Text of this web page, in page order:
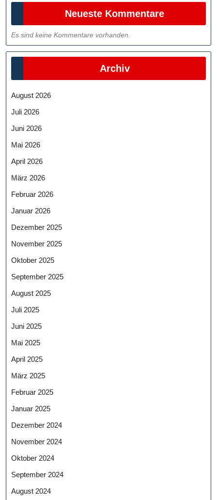
Neueste Kommentare
Es sind keine Kommentare vorhanden.
Archiv
August 2026
Juli 2026
Juni 2026
Mai 2026
April 2026
März 2026
Februar 2026
Januar 2026
Dezember 2025
November 2025
Oktober 2025
September 2025
August 2025
Juli 2025
Juni 2025
Mai 2025
April 2025
März 2025
Februar 2025
Januar 2025
Dezember 2024
November 2024
Oktober 2024
September 2024
August 2024